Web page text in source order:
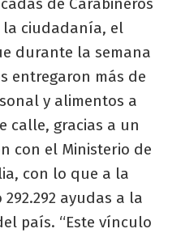
la ciudadanía, el
durante la semana
entregaron más de
y alimentos a
calle, gracias a un
con el Ministerio de
con lo que a la
ayudas a la
país. “Este vínculo